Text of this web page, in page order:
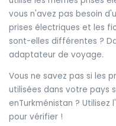
vous n'avez pas besoin
prises électriques et les
sont-elles différentes ?
adaptateur de voyage.
Vous ne savez pas si les
utilisées dans votre pays
enTurkménistan ? Utilisez
pour vérifier !